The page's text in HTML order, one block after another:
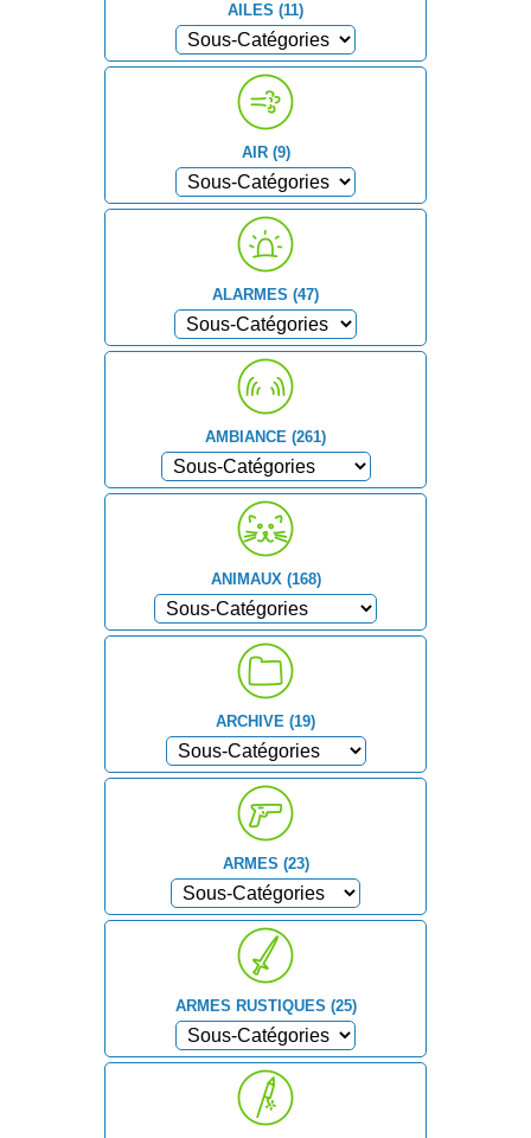
AILES (11)
AIR (9)
ALARMES (47)
AMBIANCE (261)
ANIMAUX (168)
ARCHIVE (19)
ARMES (23)
ARMES RUSTIQUES (25)